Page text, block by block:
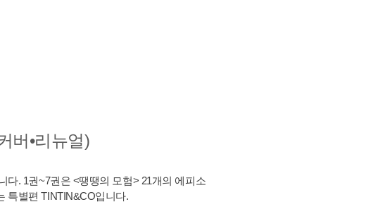
버•리뉴얼)
다. 1권~7권은 <땡땡의 모험> 21개의 에피소
특별편 TINTIN&CO입니다.